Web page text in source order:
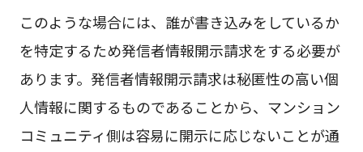
このような場合には、誰が書き込みをしているか
を特定するため発信者情報開示請求をする必要が
あります。発信者情報開示請求は秘匿性の高い個
人情報に関するものであることから、マンション
コミュニティ側は容易に開示に応じないことが通